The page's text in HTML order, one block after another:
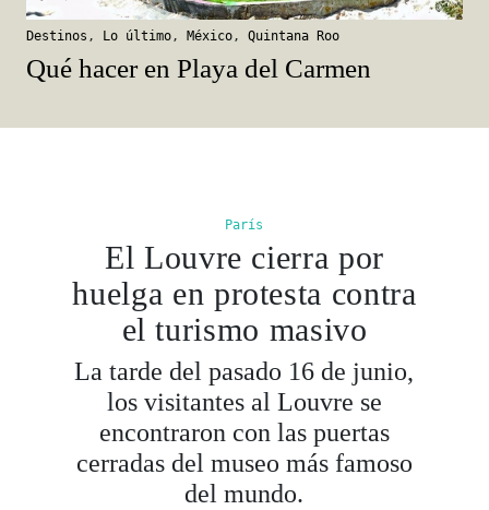
Destinos , Lo último, México, Quintana Roo
Qué hacer en Playa del Carmen
París
El Louvre cierra por
huelga en protesta contra
el turismo masivo
La tarde del pasado 16 de junio,
los visitantes al Louvre se
encontraron con las puertas
cerradas del museo más famoso
del mundo.